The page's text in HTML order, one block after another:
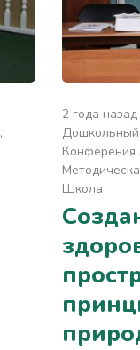
2 года назад
Конферения
Школа